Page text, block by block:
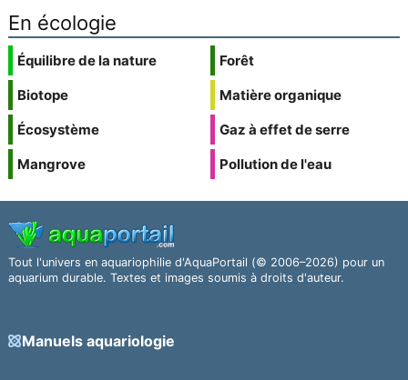
En écologie
Équilibre de la nature
Biotope
Écosystème
Mangrove
Forêt
Matière organique
Gaz à effet de serre
Pollution de l'eau
Tout l'univers en aquariophilie d'AquaPortail (© 2006–2026) pour un
aquarium durable. Textes et images soumis à droits d'auteur.
Manuels aquariologie